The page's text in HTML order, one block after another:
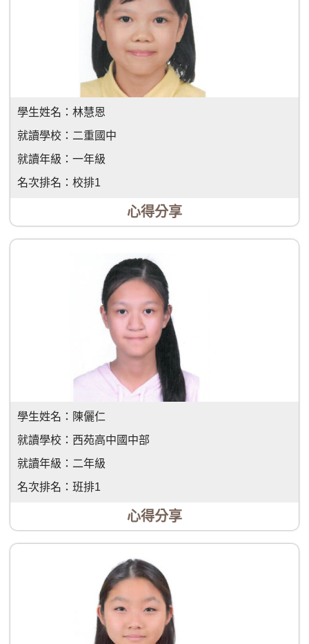
學生姓名： 林慧恩
就讀學校： 二重國中
就讀年級： 一年級
名次排名： 校排1
心得分享
學生姓名： 陳儷仁
就讀學校： 西苑高中國中部
就讀年級： 二年級
名次排名： 班排1
心得分享